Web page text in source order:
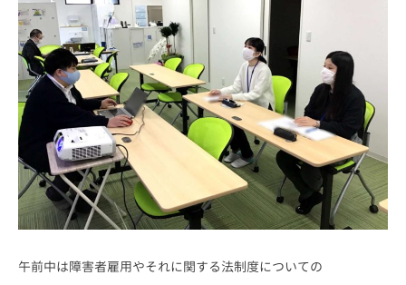
午前中は障害者雇用やそれに関する法制度についての